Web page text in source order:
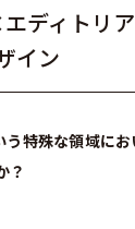
ディトリ
イン
う特殊な領域に
？